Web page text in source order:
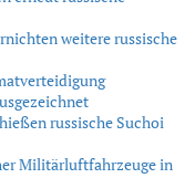
weitere russische
russische Suchoi
Militärluftfahrzeuge in